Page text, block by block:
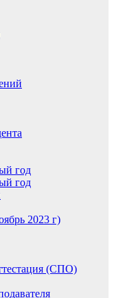
год
год
2023 г)
(СПО)